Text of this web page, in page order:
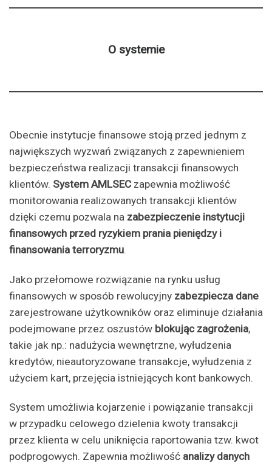
O systemie
Obecnie instytucje finansowe stoją przed jednym z
największych wyzwań związanych z zapewnieniem
bezpieczeństwa realizacji transakcji finansowych
klientów. System AMLSEC zapewnia możliwość
monitorowania realizowanych transakcji klientów
dzięki czemu pozwala na zabezpieczenie instytucji
finansowych przed ryzykiem prania pieniędzy i
finansowania terroryzmu.
Jako przełomowe rozwiązanie na rynku usług
finansowych w sposób rewolucyjny zabezpiecza dane
zarejestrowane użytkowników oraz eliminuje działania
podejmowane przez oszustów blokując zagrożenia,
takie jak np.: nadużycia wewnętrzne, wyłudzenia
kredytów, nieautoryzowane transakcje, wyłudzenia z
użyciem kart, przejęcia istniejących kont bankowych.
System umożliwia kojarzenie i powiązanie transakcji
w przypadku celowego dzielenia kwoty transakcji
przez klienta w celu uniknięcia raportowania tzw. kwot
podprogowych. Zapewnia możliwość analizy danych